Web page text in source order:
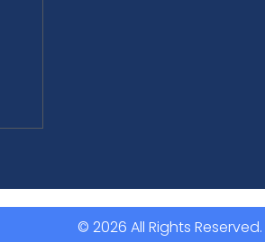
© 2026 All Rights Reserved.